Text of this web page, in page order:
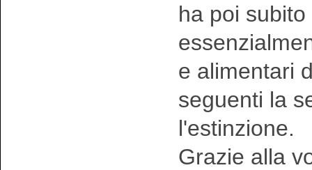
ha poi
e alimentari
seguenti la
l'estinzione.
Grazie alla